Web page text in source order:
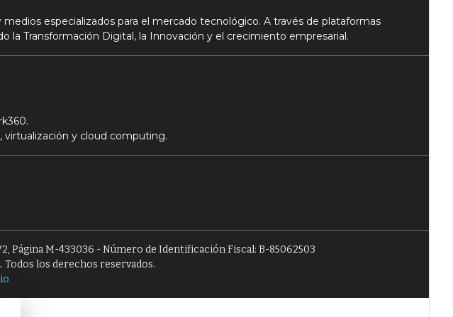
especializados para el mercado tecnológico. A través de plataformas
Transformación Digital, la Innovación y el crecimiento empresarial.
virtualización y cloud computing.
Página M-433036 - Número de Identificación Fiscal: B-85062503
Todos los derechos reservados.